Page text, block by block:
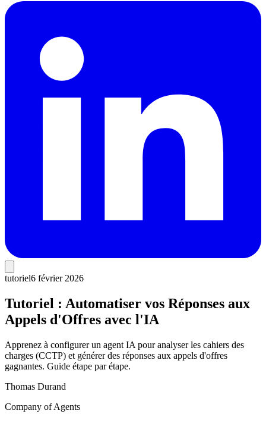
tutoriel6 février 2026
Tutoriel : Automatiser vos Réponses aux
Appels d'Offres avec l'IA
Apprenez à configurer un agent IA pour analyser les cahiers des
charges (CCTP) et générer des réponses aux appels d'offres
gagnantes. Guide étape par étape.
Thomas Durand
Company of Agents